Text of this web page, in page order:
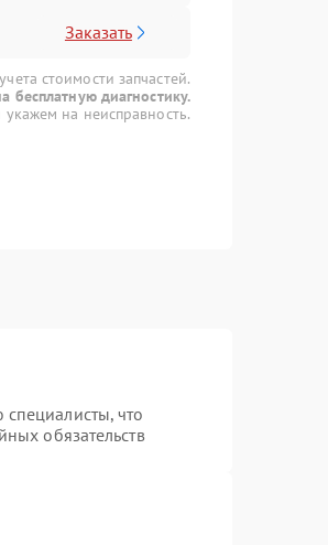
Заказать
стоимости запчастей.
бесплатную диагностику.
на неисправность.
что
обязательств